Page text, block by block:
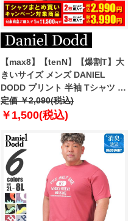
【max8】【tenN】【爆割T】大
きいサイズ メンズ DANIEL
DODD プリント 半袖 Tシャツ 全
8色 azt-2502pt1
定価 ￥2,090(税込)
￥1,500(税込)